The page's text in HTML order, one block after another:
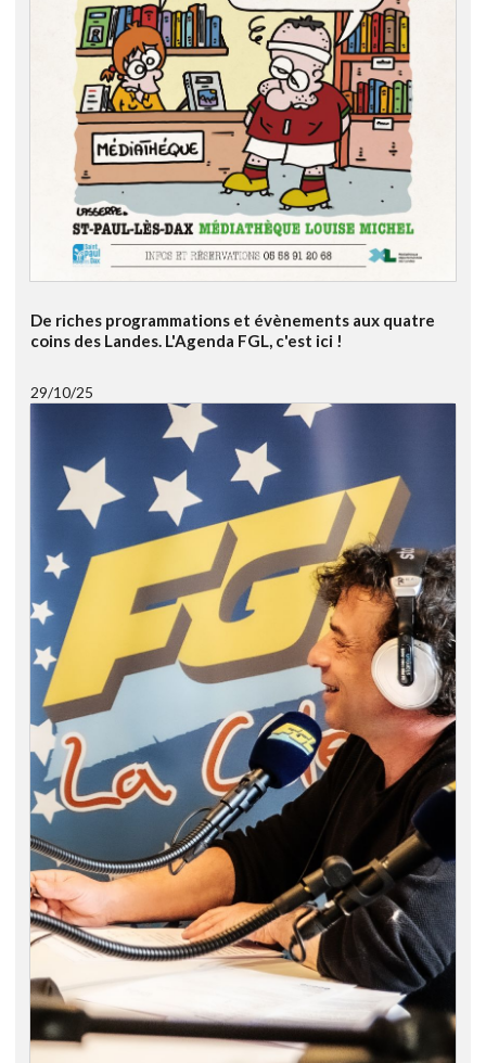
De riches programmations et évènements aux quatre
coins des Landes. L'Agenda FGL, c'est ici !
29/10/25